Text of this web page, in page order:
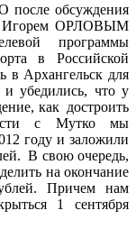
после обсуждения
Игорем ОРЛОВЫМ
программы
в Российской
в Архангельск для
и убедились, что у
как достроить
с Мутко мы
году и заложили
В свою очередь,
на окончание
Причем нам
1 сентября